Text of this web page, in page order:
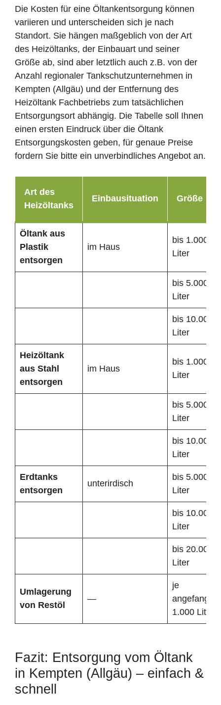
Die Kosten für eine Öltankentsorgung können
variieren und unterscheiden sich je nach
Standort. Sie hängen maßgeblich von der Art
des Heizöltanks, der Einbauart und seiner
Größe ab, sind aber letztlich auch z.B. von der
Anzahl regionaler Tankschutzunternehmen in
Kempten (Allgäu) und der Entfernung des
Heizöltank Fachbetriebs zum tatsächlichen
Entsorgungsort abhängig. Die Tabelle soll Ihnen
einen ersten Eindruck über die Öltank
Entsorgungskosten geben, für genaue Preise
fordern Sie bitte ein unverbindliches Angebot an.
Art des
Heizöltanks
Einbausituation Größe
Öltank aus
Plastik
entsorgen
im Haus
bis 1.000
Liter
bis 5.000
Liter
bis 10.000
Liter
Heizöltank
aus Stahl
entsorgen
im Haus
bis 1.000
Liter
bis 5.000
Liter
bis 10.000
Liter
Erdtanks
entsorgen
unterirdisch
bis 5.000
Liter
bis 10.000
Liter
bis 20.000
Liter
Umlagerung
von Restöl
—
je
1.000 Liter
Fazit: Entsorgung vom Öltank
in Kempten (Allgäu) – einfach &
schnell